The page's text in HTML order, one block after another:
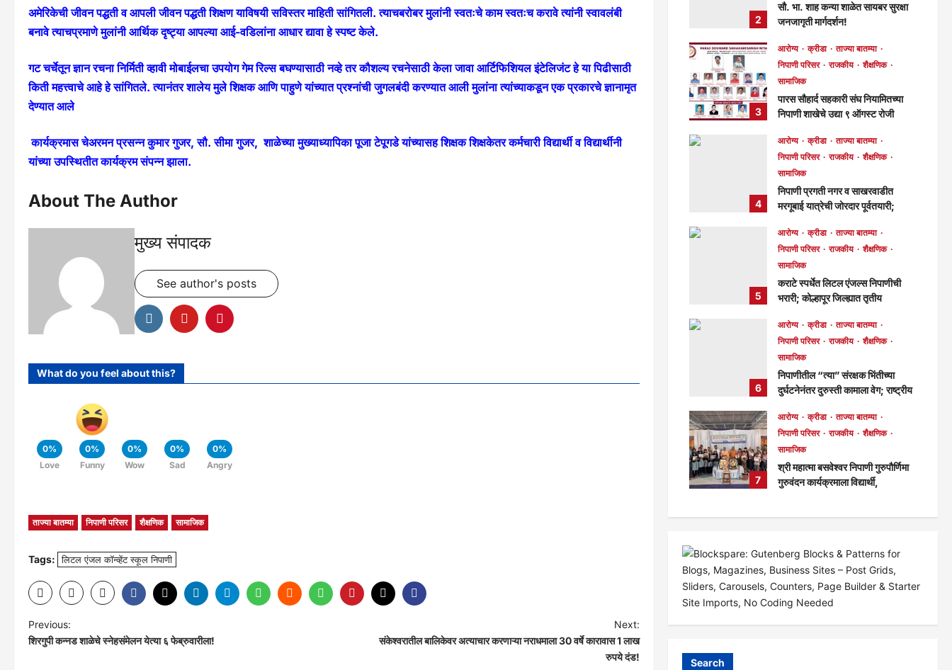
अमेरिकेची जीवन पद्धती व आपली जीवन पद्धती शिक्षण याविषयी सविस्तर माहिती सांगितली. त्याचबरोबर मुलांनी स्वतःचे काम स्वतःच करावे त्यांनी स्वावलंबी
बनावे त्याचप्रमाणे मुलांनी आर्थिक दृष्ट्या आपल्या आई-वडिलांना आधार द्यावा हे स्पष्ट केले.
गट चर्चेतून ज्ञान रचना निर्मिती व्हावी मोबाईलचा उपयोग गेम रिल्स बघण्यासाठी नव्हे तर कौशल्य रचनेसाठी केला जावा आर्टिफिशियल इंटेलिजंट हे या पिढीसाठी
किती महत्त्वाचे आहे हे सांगितले. त्यानंतर शालेय मुले शिक्षक आणि पाहुणे यांच्यात प्रश्नांची जुगलबंदी करण्यात आली मुलांना त्यांच्याकडून एक प्रकारचे ज्ञानामृत
देण्यात आले
कार्यक्रमास चेअरमन प्रसन्न कुमार गुजर, सौ. सीमा गुजर, शाळेच्या मुख्याध्यापिका पूजा टेपूगडे यांच्यासह शिक्षक शिक्षकेतर कर्मचारी विद्यार्थी व विद्यार्थीनी
यांच्या उपस्थितीत कार्यक्रम संपन्न झाला.
About The Author
मुख्य संपादक
See author's posts
What do you feel about this?
0%
Love
0%
Funny
0%
Wow
0%
Sad
0%
Angry
ताज्या बातम्या निपाणी परिसर शैक्षणिक सामाजिक
Tags: लिटल एंजल कॉन्व्हेंट स्कूल निपाणी
P
Previous:
शिरगुपी कन्नड शाळेचे स्नेहसंमेलन येत्या ६ फेब्रुवारीला!
Next:
संकेश्वरातील बालिकेवर अत्याचार करणाऱ्या नराधमाला 30 वर्षे कारावास 1 लाख
रुपये दंड!
2
सौ. भा. शाह कन्या शाळेत सायबर सुरक्षा
जनजागृती मार्गदर्शन!
87
3
आरोग्य क्रीडा
ताज्या बातम्या
निपाणी परिसर
राजकीय
शैक्षणिक
सामाजिक
पारस सौहार्द सहकारी संघ नियामितच्या
निपाणी शाखेचे उद्या ९ ऑगस्ट रोजी
मुख्य संपादक
9 hours ago
68
4
आरोग्य क्रीडा
ताज्या बातम्या
निपाणी परिसर
राजकीय
शैक्षणिक
सामाजिक
निपाणी प्रगती नगर व साखरवाडीत
मरगूबाई यात्रेची जोरदार पूर्वतयारी;
मुख्य संपादक
2 days ago
116
5
आरोग्य क्रीडा
ताज्या बातम्या
निपाणी परिसर
राजकीय
शैक्षणिक
सामाजिक
कराटे स्पर्धेत लिटल एंजल्स निपाणीची
भरारी; कोल्हापूर जिल्ह्यात तृतीय
मुख्य संपादक
2 days ago
116
6
आरोग्य क्रीडा
ताज्या बातम्या
निपाणी परिसर
राजकीय
शैक्षणिक
सामाजिक
निपाणीतील “त्या” संरक्षक भिंतीच्या
दुर्घटनेनंतर दुरुस्ती कामाला वेग; राष्ट्रीय
लवकरच काम पूर्ण होणार!
मुख्य संपादक
3 days ago
298
7
आरोग्य क्रीडा
ताज्या बातम्या
निपाणी परिसर
राजकीय
शैक्षणिक
सामाजिक
श्री महात्मा बसवेश्वर निपाणी गुरुपौर्णिमा
गुरुवंदन कार्यक्रमाला विद्यार्थी,
Search